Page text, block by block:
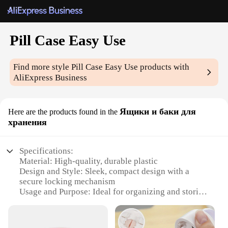
Pill Case Easy Use
Find more stylePill Case Easy Use products with
AliExpress Business
Here are the products found in the Ящики и баки для
хранения
Specifications:
Material: High-quality, durable plastic
Design and Style: Sleek, compact design with a
secure locking mechanism
Usage and Purpose: Ideal for organizing and storing
Performance and Property: Lightweight and
portable, easy to carry in a purse or pocket